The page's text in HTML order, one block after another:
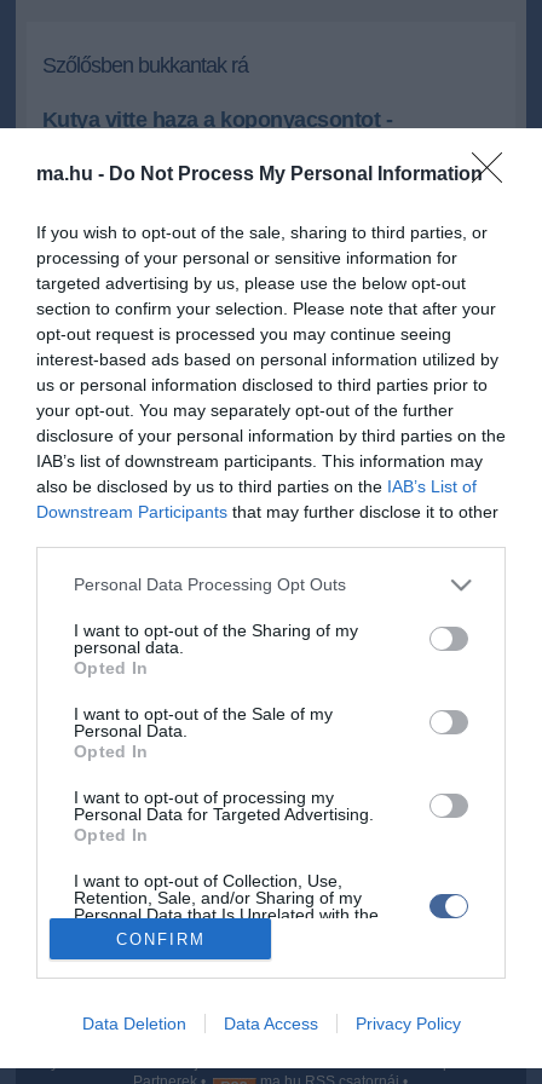
ma.hu - Do Not Process My Personal Information
If you wish to opt-out of the sale, sharing to third parties, or
processing of your personal or sensitive information for
targeted advertising by us, please use the below opt-out
section to confirm your selection. Please note that after your
opt-out request is processed you may continue seeing
interest-based ads based on personal information utilized by
us or personal information disclosed to third parties prior to
your opt-out. You may separately opt-out of the further
disclosure of your personal information by third parties on the
IAB’s list of downstream participants. This information may
also be disclosed by us to third parties on the IAB’s List of
Downstream Participants that may further disclose it to other
Please note that this website/app uses one or more Google
not limited to your visit or usage behaviour. You may click to
grant or deny consent to Google and its third-party tags to
use your data for below specified purposes in below Google
consent section.
Personal Data Processing Opt Outs
I want to opt-out of the Sharing of my
personal data.
Opted In
I want to opt-out of the Sale of my
Personal Data.
Opted In
I want to opt-out of processing my
Personal Data for Targeted Advertising.
Opted In
I want to opt-out of Collection, Use,
Retention, Sale, and/or Sharing of my
Personal Data that Is Unrelated with the
Purposes for which it was collected.
related to advertising like cookies on web or
CONFIRM
Data Deletion Data Access Privacy Policy
Szőlősben bukkantak rá
Kutya vitte haza a koponyacsontot -
2012.09.16 09:12
HavariaPress
+-
Szeptember 8-án tett bejelentést a rendőrségen egy szekszárdi
ember, hogy kutyája egy koponyacsontot vitt haza. A vizsgálatok
szerint a csont egy idős emberé lehetett. Szombaton fél 1 körül,
egy szekszárdi szőlős közelében találtak egy holttestet. Az
igazságügyi orvos szakértő elsődleges véleménye szerint a
koponyacsont a holttesthez tartozik. Az elhunyt egy hajléktalan
férfi volt. A rendőrség a helyszíni szemle során az
Kapcsolódó írások:
Koponyacsontot vitt haza a kutya
Megvan Ned Kelly feje?
Százhúszmillió éve élt a "szellemvadász"
Magnum IT Kft.